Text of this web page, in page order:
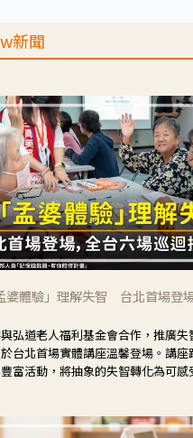
新聞
婆體驗」理解失智 台北首場登
弘道老人福利基金會合作，推廣失
於台北首場實體講座溫馨登場。講
富活動，將抽象的失智轉化為可